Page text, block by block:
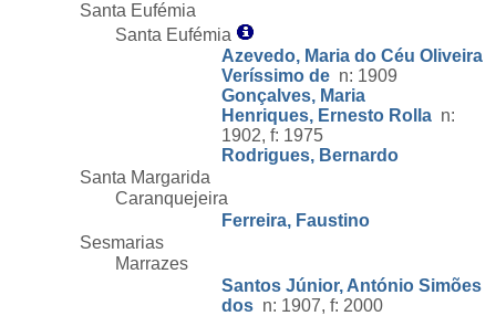
Santa Eufémia
Santa Eufémia
Azevedo, Maria do Céu Oliveira
Veríssimo de n: 1909
Gonçalves, Maria
Henriques, Ernesto Rolla n:
1902, f: 1975
Rodrigues, Bernardo
Santa Margarida
Caranquejeira
Ferreira, Faustino
Sesmarias
Marrazes
Santos Júnior, António Simões
dos n: 1907, f: 2000